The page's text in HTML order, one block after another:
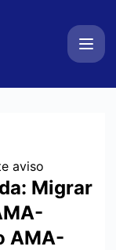
aviso
Migrar
AMA-